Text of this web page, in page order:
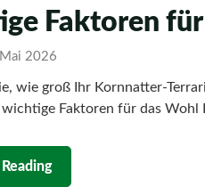
Faktoren
2026
wie groß Ihr Kornnatter-
Faktoren für das Wohl